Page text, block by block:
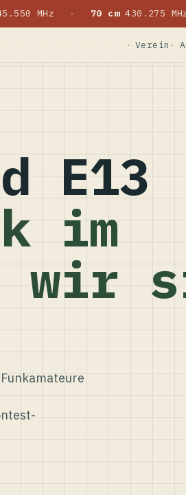
MHz · 70 cm430.275
Verein
E13
im